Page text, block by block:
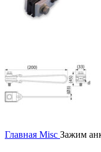
Главная Misc Зажим